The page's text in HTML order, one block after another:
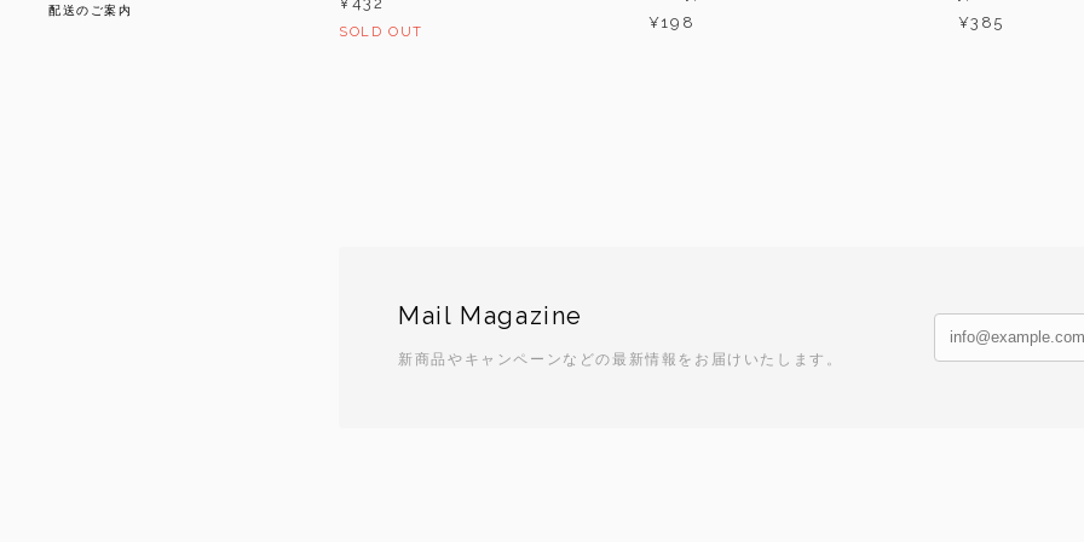
配送のご案内
SOLD OUT
¥198 ¥385
Mail Magazine
新商品やキャンペーンなどの最新情報をお届けいたします。